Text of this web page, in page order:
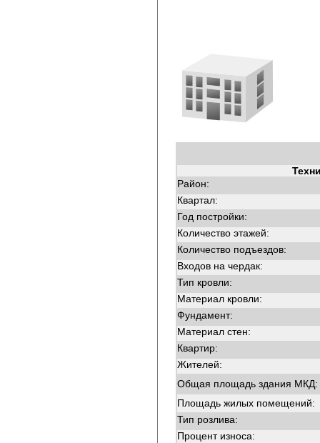
Район:
Квартал:
Год постройки:
Количество этажей:
Количество подъездов:
Входов на чердак:
Тип кровли:
Материал кровли:
Фундамент:
Материал стен:
Квартир:
Жителей:
Общая площадь здания МКД:
Площадь жилых помещений:
Тип розлива:
Процент износа: